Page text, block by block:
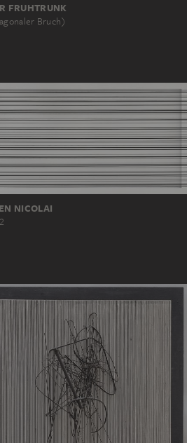
FRUHTRUNK
Bruch)
NICOLAI